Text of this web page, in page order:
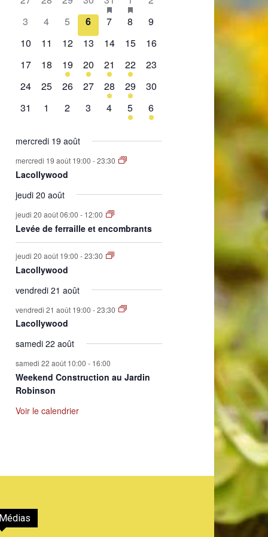
de
Évènements
évènement,évènement,
évènement,
évènement,évènements,
0
3
0
évènement,
4
0
évènement,
5
0
évènement,
6
0
7
0
8
0
9
0
10
0
11
0
12
0
13
0
14
0
15
0
16
0
évènement,
17
0
évènement,
18
1
évènement,
19
2
évènements,
20
1
évènement,
21
2
évènements,
22
0
23
0
24
0
25
0
évènement,
26
0
évènement,
27
1
évènement,
28
1
évènement,
29
0
30
0
31
0
1
0
2
0
évènement,
3
0
évènement,
4
1
évènement,
5
1
évènement,
6
mercredi 19 août
mercredi 19 août 19:00 -23:30
Lacollywood
jeudi 20 août
jeudi 20 août 06:00 - 12:00
Levée de ferraille et encombrants
jeudi 20 août 19:00 -23:30
Lacollywood
vendredi 21 août
vendredi 21 août 19:00 -23:30
Lacollywood
samedi 22 août
samedi 22 août 10:00 - 16:00
Weekend Construction au Jardin
Robinson
Voir le calendrier
Médias